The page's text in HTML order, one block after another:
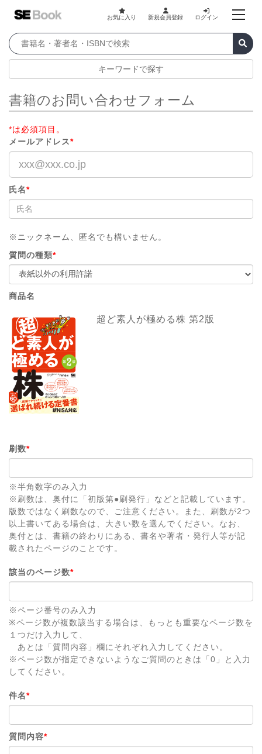
お気に入り 新規会員登録 ログイン
キーワードで探す
書籍のお問い合わせフォーム
*は必須項目。
メールアドレス*
氏名*
※ニックネーム、匿名でも構いません。
質問の種類*
商品名
超ど素人が極める株 第2版
刷数*
※半角数字のみ入力
※刷数は、奥付に「初版第●刷発行」などと記載しています。
版数ではなく刷数なので、ご注意ください。また、刷数が2つ
以上書いてある場合は、大きい数を選んでください。なお、
奥付とは、書籍の終わりにある、書名や著者・発行人等が記
載されたページのことです。
該当のページ数*
※ページ番号のみ入力
※ページ数が複数該当する場合は、もっとも重要なページ数を
１つだけ入力して、
あとは「質問内容」欄にそれぞれ入力してください。
※ページ数が指定できないようなご質問のときは「0」と入力
してください。
件名*
質問内容*